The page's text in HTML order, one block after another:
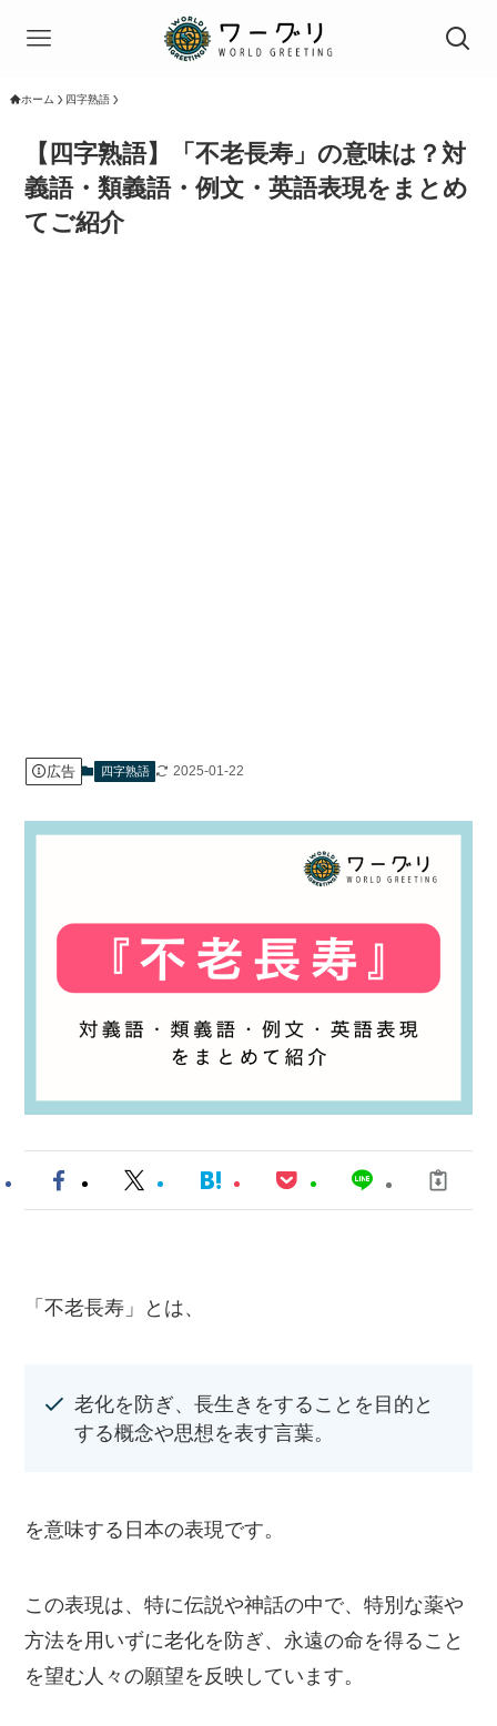
ホーム 四字熟語
【四字熟語】「不老長寿」の意味は？対
義語・類義語・例文・英語表現をまとめ
てご紹介
広告 四字熟語 2025-01-22
「不老長寿」とは、
老化を防ぎ、長生きをすることを目的と
する概念や思想を表す言葉。
を意味する日本の表現です。
この表現は、特に伝説や神話の中で、特別な薬や
方法を用いずに老化を防ぎ、永遠の命を得ること
を望む人々の願望を反映しています。